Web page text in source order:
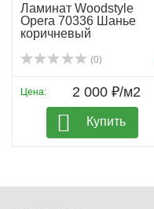
Ламинат Woodstyle
Opera 70336 Шанье
коричневый
(0)
Цена: 2 000 ₽/м2
Купить